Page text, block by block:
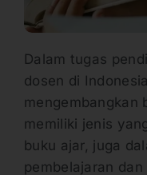
Dalam tugas
dosen di
mengembangkan
memiliki jenis
buku ajar, juga
pembelajaran